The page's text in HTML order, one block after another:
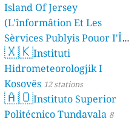
Island Of Jersey
(L'înformâtion Et Les
Sèrvices Publyis Pouor I'Île
Dé Jèrri) 2 stations
🇽🇰Instituti
Hidrometeorologjik I
Kosovës 12 stations
🇦🇴Instituto Superior
Politécnico Tundavala 8